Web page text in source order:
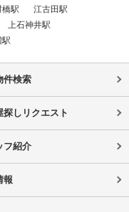
橋駅
江古田駅
上石神井駅
駅
件検索
探しリクエスト
フ紹介
報